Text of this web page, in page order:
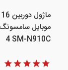
4 SM-N910C